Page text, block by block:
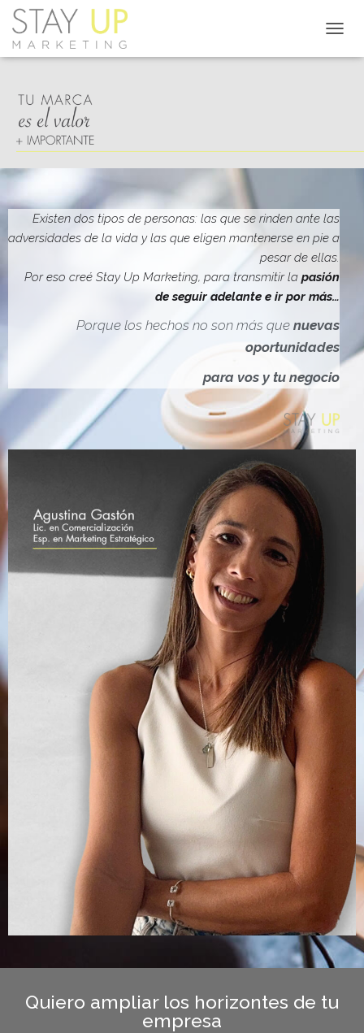
A
M
D
E
N
A
V
G
I
Ó
N
Existen dos tipos de personas: las que se rinden ante las
adversidades de la vida y las que eligen mantenerse en pie a
pesar de ellas.
Por eso creé Stay Up Marketing, para transmitir la pasión
de seguir adelante e ir por más…
Porque los hechos no son más que nuevas
oportunidades
para vos y tu negocio
Quiero ampliar los horizontes de tu
empresa